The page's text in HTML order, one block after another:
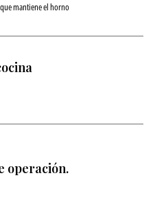
mantiene el horno
operación.